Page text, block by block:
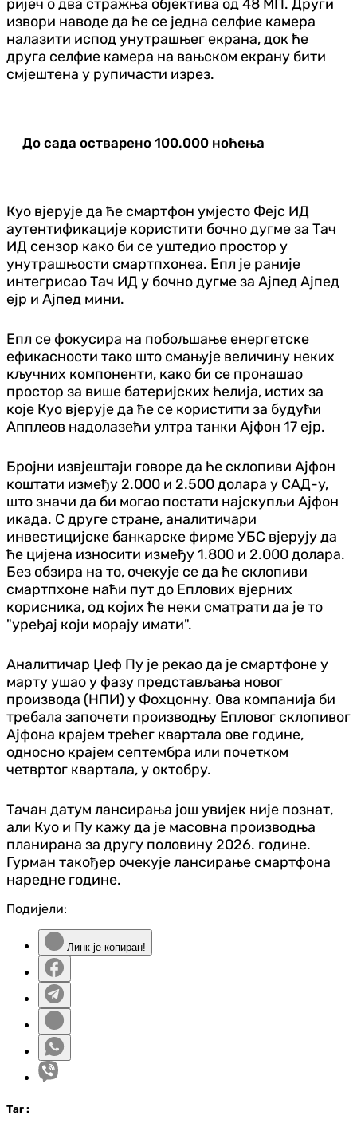
ријеч о два стражња објектива од 48 МП. Други
извори наводе да ће се једна селфие камера
налазити испод унутрашњег екрана, док ће
друга селфие камера на вањском екрану бити
смјештена у рупичасти изрез.
До сада остварено 100.000 ноћења
Куо вјерује да ће смартфон умјесто Фејс ИД
аутентификације користити бочно дугме за Тач
ИД сензор како би се уштедио простор у
унутрашњости смартпхонеа. Епл је раније
интегрисао Тач ИД у бочно дугме за Ајпед Ајпед
ејр и Ајпед мини.
Епл се фокусира на побољшање енергетске
ефикасности тако што смањује величину неких
кључних компоненти, како би се пронашао
простор за више батеријских ћелија, истих за
које Куо вјерује да ће се користити за будући
Апплеов надолазећи ултра танки Ајфон 17 ејр.
Бројни извјештаји говоре да ће склопиви Ајфон
коштати између 2.000 и 2.500 долара у САД-у,
што значи да би могао постати најскупљи Ајфон
икада. С друге стране, аналитичари
инвестицијске банкарске фирме УБС вјерују да
ће цијена износити између 1.800 и 2.000 долара.
Без обзира на то, очекује се да ће склопиви
смартпхоне наћи пут до Еплових вјерних
корисника, од којих ће неки сматрати да је то
"уређај који морају имати".
Аналитичар Џеф Пу је рекао да је смартфоне у
марту ушао у фазу представљања новог
производа (НПИ) у Фоxцонну. Ова компанија би
требала започети производњу Епловог склопивог
Ајфона крајем трећег квартала ове године,
односно крајем септембра или почетком
четвртог квартала, у октобру.
Тачан датум лансирања још увијек није познат,
али Куо и Пу кажу да је масовна производња
планирана за другу половину 2026. године.
Гурман такођер очекује лансирање смартфона
наредне године.
Подијели:
Линк је копиран!
Таг :